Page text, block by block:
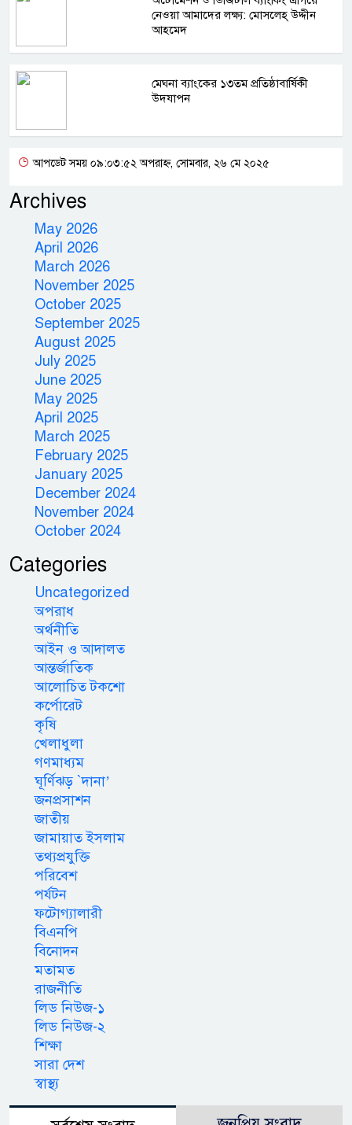
নেওয়া আমাদের লক্ষ্য: মোসলেহ্‌ উদ্দীন
আহমেদ
মেঘনা ব্যাংকের ১৩তম প্রতিষ্ঠাবার্ষিকী
উদযাপন
আপডেট সময় ০৯:০৩:৫২ অপরাহ্ন, সোমবার, ২৬ মে ২০২৫
Archives
May 2026
April 2026
March 2026
November 2025
October 2025
September 2025
August 2025
July 2025
June 2025
May 2025
April 2025
March 2025
February 2025
January 2025
December 2024
November 2024
October 2024
Categories
Uncategorized
অপরাধ
অর্থনীতি
আইন ও আদালত
আন্তর্জাতিক
আলোচিত টকশো
কর্পোরেট
কৃষি
খেলাধুলা
গণমাধ্যম
ঘূর্ণিঝড় `দানা’
জনপ্রসাশন
জাতীয়
জামায়াত ইসলাম
তথ্যপ্রযুক্তি
পরিবেশ
পর্যটন
ফটোগ্যালারী
বিএনপি
বিনোদন
মতামত
রাজনীতি
লিড নিউজ-১
লিড নিউজ-২
শিক্ষা
সারা দেশ
স্বাস্থ্য